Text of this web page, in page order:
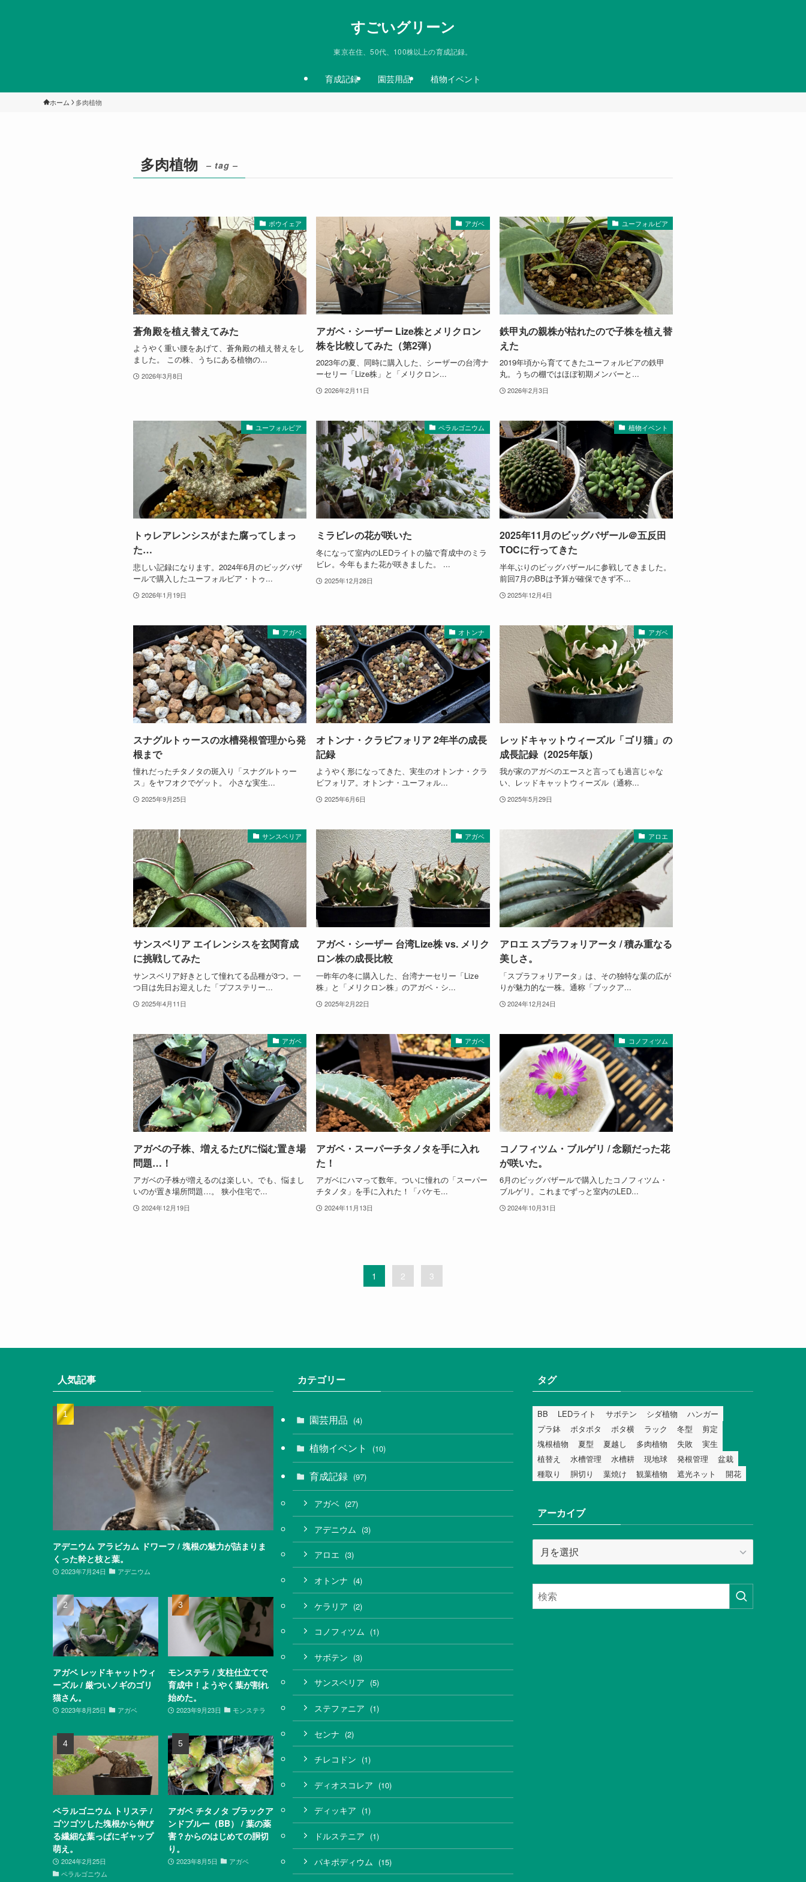
すごいグリーン
東京在住、50代、100株以上の育成記録。
育成記録 園芸用品 植物イベント
ホーム 多肉植物
多肉植物 – tag –
ボウイェア
蒼角殿を植え替えてみた
ようやく重い腰をあげて、蒼角殿の植え替えをし
ました。 この株、うちにある植物の...
2026年3月8日
アガベ
アガベ・シーザー Lize株とメリクロン
株を比較してみた（第2弾）
2023年の夏、同時に購入した、シーザーの台湾ナ
ーセリー「Lize株」と「メリクロン...
2026年2月11日
ユーフォルビア
鉄甲丸の親株が枯れたので子株を植え替
えた
2019年頃から育ててきたユーフォルビアの鉄甲
丸。うちの棚ではほぼ初期メンバーと...
2026年2月3日
ユーフォルビア
トゥレアレンシスがまた腐ってしまっ
た…
悲しい記録になります。2024年6月のビッグバザ
ールで購入したユーフォルビア・トゥ...
2026年1月19日
ペラルゴニウム
ミラビレの花が咲いた
冬になって室内のLEDライトの脇で育成中のミラ
ビレ。今年もまた花が咲きました。 ...
2025年12月28日
植物イベント
2025年11月のビッグバザール＠五反田
TOCに行ってきた
半年ぶりのビッグバザールに参戦してきました。
前回7月のBBは予算が確保できず不...
2025年12月4日
アガベ
スナグルトゥースの水槽発根管理から発
根まで
憧れだったチタノタの斑入り「スナグルトゥー
ス」をヤフオクでゲット。 小さな実生...
2025年9月25日
オトンナ
オトンナ・クラビフォリア 2年半の成長
記録
ようやく形になってきた、実生のオトンナ・クラ
ビフォリア。オトンナ・ユーフォル...
2025年6月6日
アガベ
レッドキャットウィーズル「ゴリ猫」の
成長記録（2025年版）
我が家のアガベのエースと言っても過言じゃな
い、レッドキャットウィーズル（通称...
2025年5月29日
サンスベリア
サンスベリア エイレンシスを玄関育成
に挑戦してみた
サンスベリア好きとして憧れてる品種が3つ。一
つ目は先日お迎えした「プフステリー...
2025年4月11日
アガベ
アガベ・シーザー 台湾Lize株 vs. メリク
ロン株の成長比較
一昨年の冬に購入した、台湾ナーセリー「Lize
株」と「メリクロン株」のアガベ・シ...
2025年2月22日
アロエ
アロエ スプラフォリアータ / 積み重なる
美しさ。
「スプラフォリアータ」は、その独特な葉の広が
りが魅力的な一株。通称「ブックア...
2024年12月24日
アガベ
アガベの子株、増えるたびに悩む置き場
問題…！
アガベの子株が増えるのは楽しい。でも、悩まし
いのが置き場所問題…。 狭小住宅で...
2024年12月19日
アガベ
アガベ・スーパーチタノタを手に入れ
た！
アガベにハマって数年。ついに憧れの「スーパー
チタノタ」を手に入れた！「バケモ...
2024年11月13日
コノフィツム
コノフィツム・ブルゲリ / 念願だった花
が咲いた。
6月のビッグバザールで購入したコノフィツム・
ブルゲリ。これまでずっと室内のLED...
2024年10月31日
1 2 3
人気記事
アデニウム アラビカム ドワーフ / 塊根の魅力が詰まりま
くった幹と枝と葉。
2023年7月24日 アデニウム
アガベ レッドキャットウィ
ーズル / 厳ついノギのゴリ
猫さん。
2023年8月25日 アガベ
モンステラ / 支柱仕立てで
育成中！ようやく葉が割れ
始めた。
2023年9月23日 モンステラ
ペラルゴニウム トリステ /
ゴツゴツした塊根から伸び
る繊細な葉っぱにギャップ
萌え。
2024年2月25日
ペラルゴニウム
アガベ チタノタ ブラックア
ンドブルー（BB） / 葉の薬
害？からのはじめての胴切
り。
2023年8月5日 アガベ
カテゴリー
園芸用品 (4)
植物イベント (10)
育成記録 (97)
アガベ (27)
アデニウム (3)
アロエ (3)
オトンナ (4)
ケラリア (2)
コノフィツム (1)
サボテン (3)
サンスベリア (5)
ステファニア (1)
センナ (2)
チレコドン (1)
ディオスコレア (10)
ディッキア (1)
ドルステニア (1)
パキポディウム (15)
タグ
BB LEDライト サボテン シダ植物
ハンガー
プラ鉢
ボタボタ ボタ横 ラック 冬型
剪定
塊根植物
夏型 夏越し 多肉植物 失敗
実生
植替え
水槽管理 水槽耕 現地球 発根管理
盆栽
種取り
胴切り 葉焼け 観葉植物 遮光ネット 開花
アーカイブ
ー
イ
ブ